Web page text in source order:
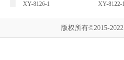
XY-8126-1 XY-8122-1
版权所有©2015-2022